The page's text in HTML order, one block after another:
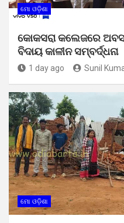
ମୋ ଓଡ଼ିଶା
କୋକସରା କଲେଜରେ
ବିଦାୟ କାଳୀନ ସମ୍ବର୍ଦ୍ଧନା
1 day ago Sunil
ମୋ ଓଡ଼ିଶା